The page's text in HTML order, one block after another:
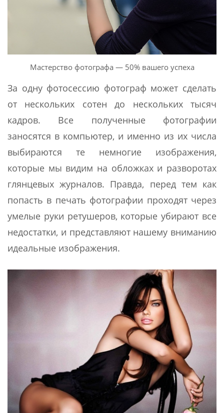
Мастерство фотографа — 50% вашего успеха
За одну фотосессию фотограф может сделать
от нескольких сотен до нескольких тысяч
кадров. Все полученные фотографии
заносятся в компьютер, и именно из их числа
выбираются те немногие изображения,
которые мы видим на обложках и разворотах
глянцевых журналов. Правда, перед тем как
попасть в печать фотографии проходят через
умелые руки ретушеров, которые убирают все
недостатки, и представляют нашему вниманию
идеальные изображения.